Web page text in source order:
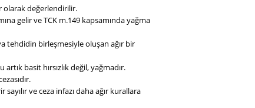
olarak değerlendirilir.
gelir ve TCK m.149 kapsamında yağma
tehdidin birleşmesiyle oluşan ağır bir
basit hırsızlık değil, yağmadır.
ve ceza infazı daha ağır kurallara